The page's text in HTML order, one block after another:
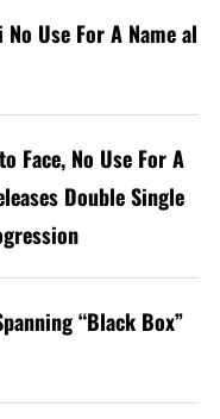
Use For A Name al
Face, No Use For A
Double Single
“Black Box”